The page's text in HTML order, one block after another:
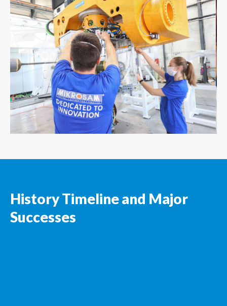
History Timeline and Major
Successes